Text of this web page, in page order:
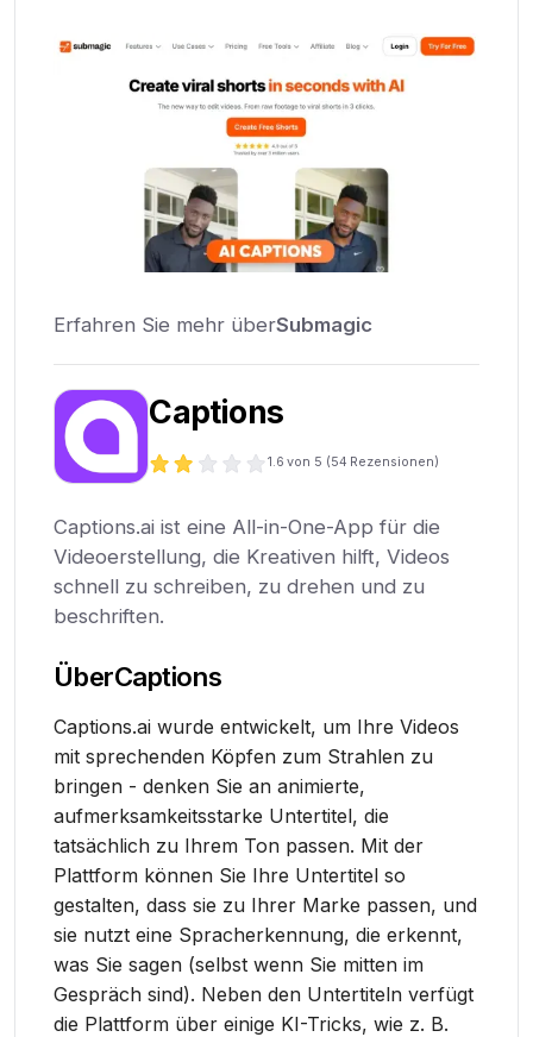
Erfahren Sie mehr überSubmagic
Captions
1.6 von 5 (54 Rezensionen)
Captions.ai ist eine All-in-One-App für die
Videoerstellung, die Kreativen hilft, Videos
schnell zu schreiben, zu drehen und zu
beschriften.
ÜberCaptions
Captions.ai wurde entwickelt, um Ihre Videos
mit sprechenden Köpfen zum Strahlen zu
bringen - denken Sie an animierte,
aufmerksamkeitsstarke Untertitel, die
tatsächlich zu Ihrem Ton passen. Mit der
Plattform können Sie Ihre Untertitel so
gestalten, dass sie zu Ihrer Marke passen, und
sie nutzt eine Spracherkennung, die erkennt,
was Sie sagen (selbst wenn Sie mitten im
Gespräch sind). Neben den Untertiteln verfügt
die Plattform über einige KI-Tricks, wie z. B.